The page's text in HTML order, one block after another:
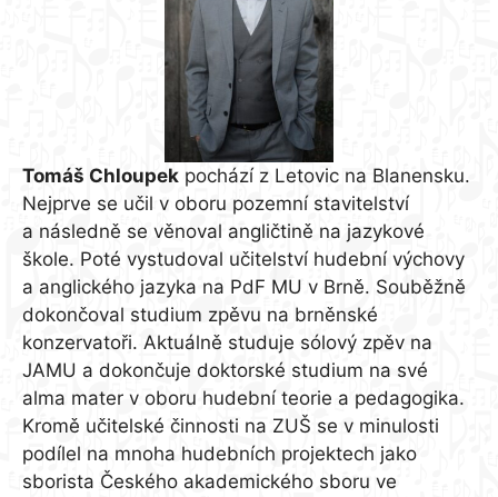
Tomáš Chloupek pochází z Letovic na Blanensku.
Nejprve se učil v oboru pozemní stavitelství
a následně se věnoval angličtině na jazykové
škole. Poté vystudoval učitelství hudební výchovy
a anglického jazyka na PdF MU v Brně. Souběžně
dokončoval studium zpěvu na brněnské
konzervatoři. Aktuálně studuje sólový zpěv na
JAMU a dokončuje doktorské studium na své
alma mater v oboru hudební teorie a pedagogika.
Kromě učitelské činnosti na ZUŠ se v minulosti
podílel na mnoha hudebních projektech jako
sborista Českého akademického sboru ve